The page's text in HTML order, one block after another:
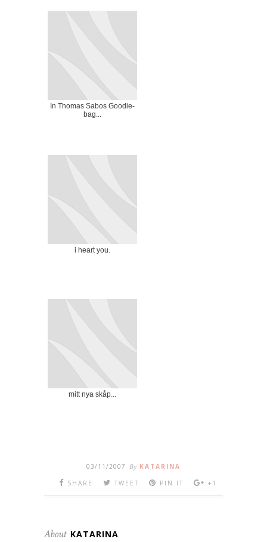
In Thomas Sabos Goodie-
bag...
i heart you.
mitt nya skåp...
03/11/2007 By KATARINA
SHARE
TWEET PIN IT +1
About KATARINA